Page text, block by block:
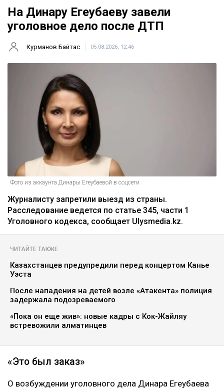
На Динару Егеубаеву завели
уголовное дело после ДТП
Курманов Байтас 05.08.2026, 12:46
Фото из аккаунта Динары Егеубаевой в соцсети
Журналисту запретили выезд из страны.
Расследование ведется по статье 345, части 1
Уголовного кодекса, сообщает Ulysmedia.kz.
ЧИТАЙТЕ ТАКЖЕ
Казахстанцев предупредили перед концертом Канье
Уэста
После нападения на детей возле «Атакента» полиция
задержала подозреваемого
«Пока он еще жив»: новые кадры с Кок-Жайляу
встревожили алматинцев
«Это был заказ»
О возбуждении уголовного дела Динара Егеубаева